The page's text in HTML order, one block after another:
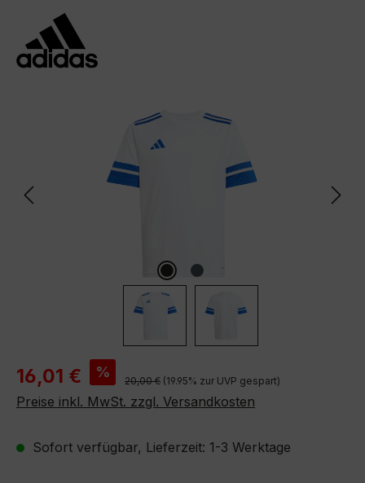
Bildergalerie überspringen
Verkaufspreis:
16,01 € % Regulärer Preis:
20,00 € (19.95% zur UVP gespart)
Preise inkl. MwSt. zzgl. Versandkosten
Sofort verfügbar, Lieferzeit: 1-3 Werktage